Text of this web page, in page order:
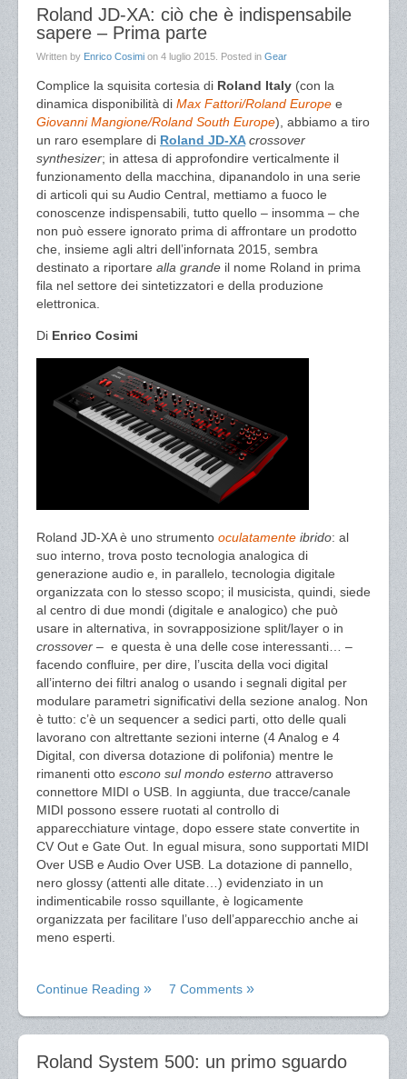
Roland JD-XA: ciò che è indispensabile
sapere – Prima parte
Written by Enrico Cosimi on 4 luglio 2015 . Posted in Gear
Complice la squisita cortesia di Roland Italy (con la
dinamica disponibilità di Max Fattori/Roland Europe e
Giovanni Mangione/Roland South Europe), abbiamo a tiro
un raro esemplare di Roland JD-XA crossover
synthesizer; in attesa di approfondire verticalmente il
funzionamento della macchina, dipanandolo in una serie
di articoli qui su Audio Central, mettiamo a fuoco le
conoscenze indispensabili, tutto quello – insomma – che
non può essere ignorato prima di affrontare un prodotto
che, insieme agli altri dell’infornata 2015, sembra
destinato a riportare alla grande il nome Roland in prima
fila nel settore dei sintetizzatori e della produzione
elettronica.
Di Enrico Cosimi
Roland JD-XA è uno strumento oculatamente ibrido: al
suo interno, trova posto tecnologia analogica di
generazione audio e, in parallelo, tecnologia digitale
organizzata con lo stesso scopo; il musicista, quindi, siede
al centro di due mondi (digitale e analogico) che può
usare in alternativa, in sovrapposizione split/layer o in
crossover – e questa è una delle cose interessanti… –
facendo confluire, per dire, l’uscita della voci digital
all’interno dei filtri analog o usando i segnali digital per
modulare parametri significativi della sezione analog. Non
è tutto: c’è un sequencer a sedici parti, otto delle quali
lavorano con altrettante sezioni interne (4 Analog e 4
Digital, con diversa dotazione di polifonia) mentre le
rimanenti otto escono sul mondo esterno attraverso
connettore MIDI o USB. In aggiunta, due tracce/canale
MIDI possono essere ruotati al controllo di
apparecchiature vintage, dopo essere state convertite in
CV Out e Gate Out. In egual misura, sono supportati MIDI
Over USB e Audio Over USB. La dotazione di pannello,
nero glossy (attenti alle ditate…) evidenziato in un
indimenticabile rosso squillante, è logicamente
organizzata per facilitare l’uso dell’apparecchio anche ai
meno esperti.
Continue Reading 7 Comments
Roland System 500: un primo sguardo